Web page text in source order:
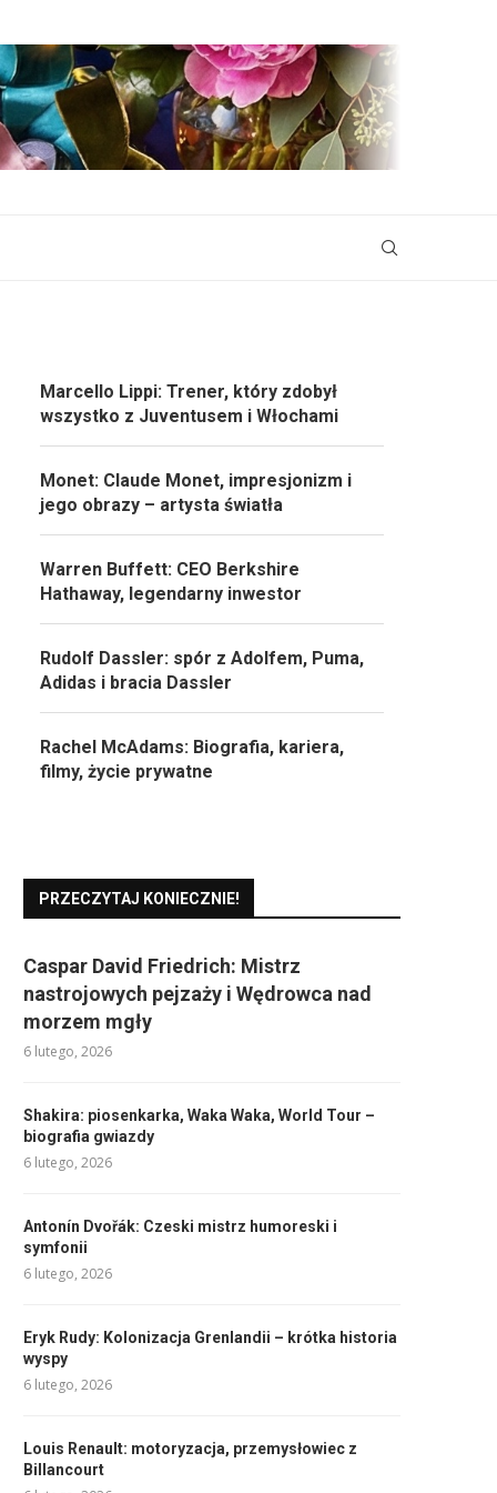
Marcello Lippi: Trener, który zdobył
wszystko z Juventusem i Włochami
Monet: Claude Monet, impresjonizm i
jego obrazy – artysta światła
Warren Buffett: CEO Berkshire
Hathaway, legendarny inwestor
Rudolf Dassler: spór z Adolfem, Puma,
Adidas i bracia Dassler
Rachel McAdams: Biografia, kariera,
filmy, życie prywatne
PRZECZYTAJ KONIECZNIE!
Caspar David Friedrich: Mistrz
nastrojowych pejzaży i Wędrowca nad
morzem mgły
6 lutego, 2026
Shakira: piosenkarka, Waka Waka, World Tour –
biografia gwiazdy
6 lutego, 2026
Antonín Dvořák: Czeski mistrz humoreski i
symfonii
6 lutego, 2026
Eryk Rudy: Kolonizacja Grenlandii – krótka historia
wyspy
6 lutego, 2026
Louis Renault: motoryzacja, przemysłowiec z
Billancourt